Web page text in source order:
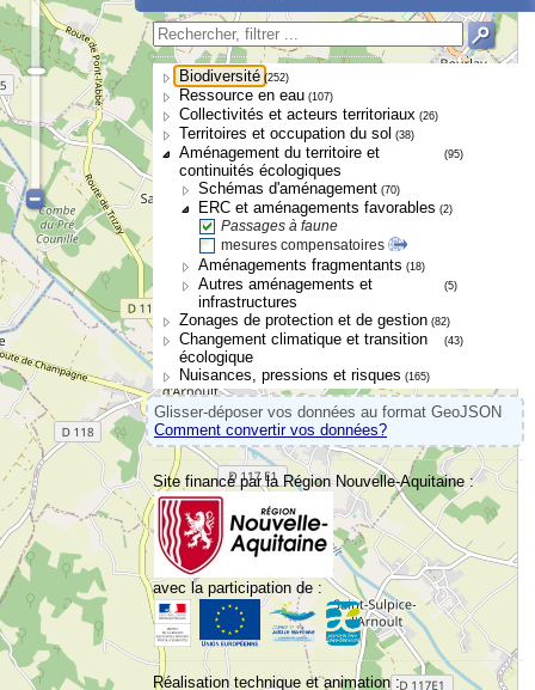
Biodiversité (252)
Ressource en eau (107)
Collectivités et acteurs territoriaux (26)
Territoires et occupation du sol (38)
Aménagement du territoire et
continuités écologiques
(95)
Schémas d'aménagement (70)
ERC et aménagements favorables (2)
Passages à faune
mesures compensatoires
Aménagements fragmentants (18)
Autres aménagements et
infrastructures
(5)
Zonages de protection et de gestion (82)
Changement climatique et transition
écologique
(43)
Nuisances, pressions et risques (165)
Glisser-déposer vos données au format GeoJSON
Comment convertir vos données?
Site financé par la Région Nouvelle-Aquitaine :
avec la participation de :
Réalisation technique et animation :